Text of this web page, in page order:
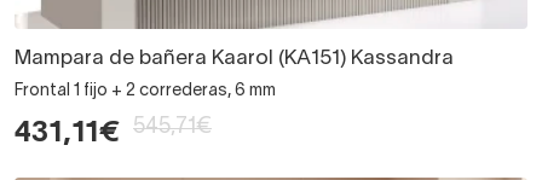
Mampara de bañera Kaarol (KA151) Kassandra
Frontal 1 fijo + 2 correderas, 6 mm
431,11€ 545,71€